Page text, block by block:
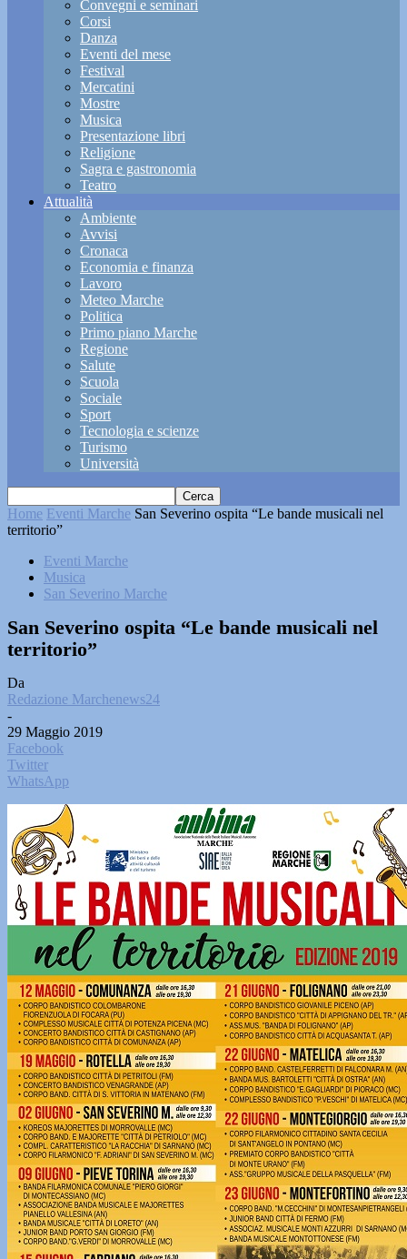
Convegni e seminari
Corsi
Danza
Eventi del mese
Festival
Mercatini
Mostre
Musica
Presentazione libri
Religione
Sagra e gastronomia
Teatro
Attualità
Ambiente
Avvisi
Cronaca
Economia e finanza
Lavoro
Meteo Marche
Politica
Primo piano Marche
Regione
Salute
Scuola
Sociale
Sport
Tecnologia e scienze
Turismo
Università
Home Eventi Marche San Severino ospita “Le bande musicali nel
territorio”
Eventi Marche
Musica
San Severino Marche
San Severino ospita “Le bande musicali nel
territorio”
Da
Redazione Marchenews24
-
29 Maggio 2019
Facebook
Twitter
WhatsApp